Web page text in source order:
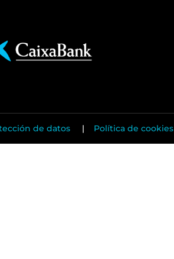
de datos | Política de cookies